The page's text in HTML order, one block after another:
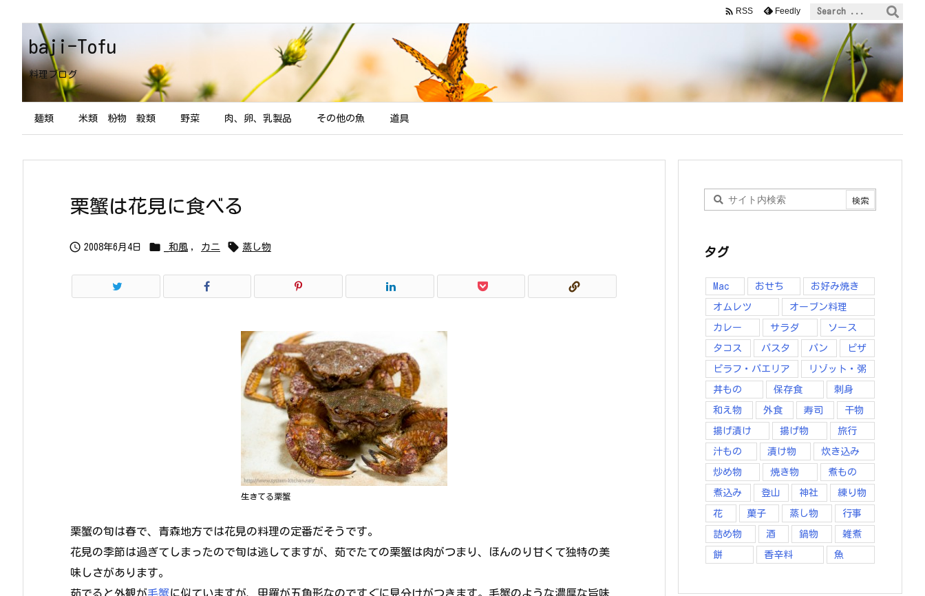
baji-Tofu
料理ブログ
麺類 米類 粉物 穀類 野菜 肉、卵、乳製品 その他の魚 道具
 RSS Feedly
栗蟹は花見に食べる
 2008年6月4日  _和風 , カニ  蒸し物
生きてる栗蟹
栗蟹の旬は春で、青森地方では花見の料理の定番だそうです。
花見の季節は過ぎてしまったので旬は逃してますが、茹でたての栗蟹は肉がつまり、ほんのり甘くて独特の美
味しさがあります。
茹でると外観が毛蟹に似ていますが、甲羅が五角形なのですぐに見分けがつきます。毛蟹のような濃厚な旨味
タグ
Mac おせち お好み焼き
オムレツ オーブン料理
カレー サラダ ソース
タコス パスタ パン ピザ
ピラフ・パエリア リゾット・粥
丼もの 保存食 刺身
和え物 外食 寿司 干物
揚げ漬け 揚げ物 旅行
汁もの 漬け物 炊き込み
炒め物 焼き物 煮もの
煮込み 登山 神社 練り物
花 菓子 蒸し物 行事
詰め物 酒 鍋物 雑煮
餅 香辛料 魚